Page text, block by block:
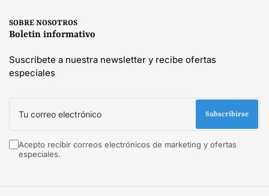
SOBRE NOSOTROS
Boletin informativo
Suscríbete a nuestra newsletter y recibe ofertas
especiales
Tu
correo
Subscribirse
Acepto recibir correos electrónicos de marketing y ofertas
especiales.